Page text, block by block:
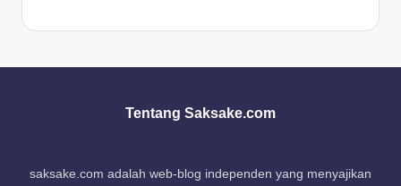
Tentang Saksake.com
saksake.com adalah web-blog independen yang menyajikan